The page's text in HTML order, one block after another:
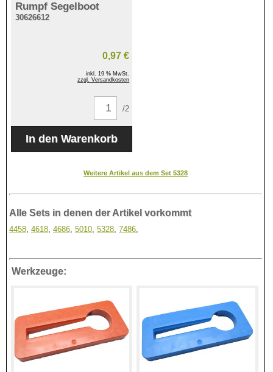
Rumpf Segelboot
30626612
0,97 €
inkl. 19 % MwSt.
zzgl. Versandkosten
/2
Weitere Artikel aus dem Set 5328
Alle Sets in denen der Artikel vorkommt
4458 4618 4686 5010 5328 7486
Werkzeuge: